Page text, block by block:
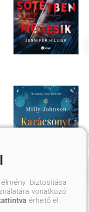
biztosítása
vonatkozó
érhető el.